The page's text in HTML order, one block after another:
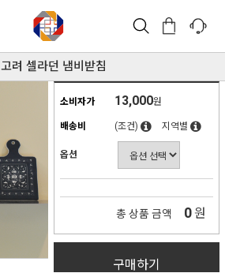
고려 셀라던 냄비받침
소비자가 13,000원
배송비 (조건) 지역별
옵션
총 상품 금액 0 원
구매하기